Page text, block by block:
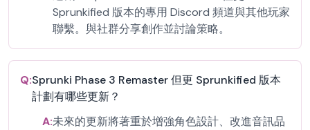
Sprunkified 版本的專用 Discord 頻道與其他玩家
聯繫。與社群分享創作並討論策略。
Q:Sprunki Phase 3 Remaster 但更 Sprunkified 版本
計劃有哪些更新？
A:未來的更新將著重於增強角色設計、改進音訊品